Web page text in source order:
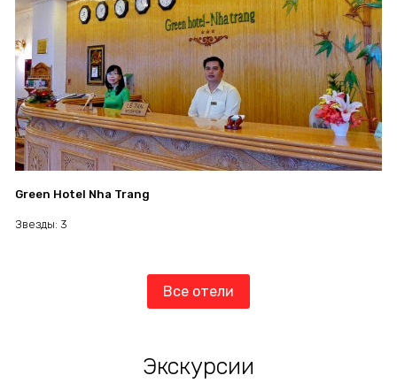
Green Hotel Nha Trang
Звезды: 3
Все отели
Экскурсии